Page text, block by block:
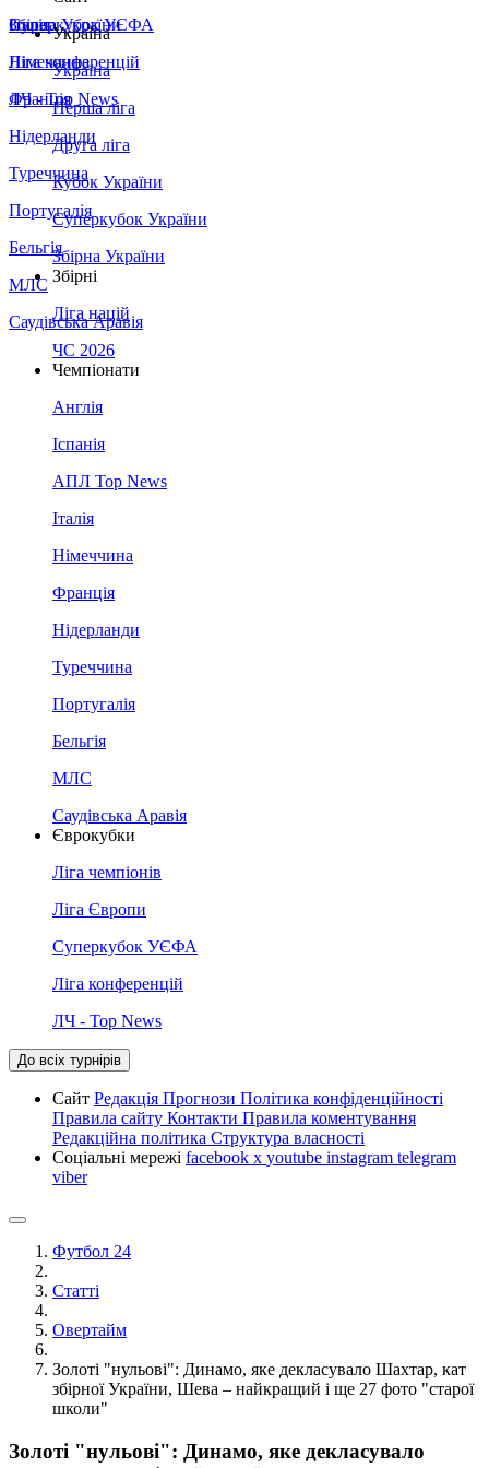
Збірна України
Італія
Німеччина
Франція
Нідерланди
Туреччина
Португалія
Бельгія
МЛС
Саудівська Аравія
Суперкубок УЄФА
Ліга конференцій
ЛЧ - Top News
Україна
Україна
Перша ліга
Друга ліга
Кубок України
Суперкубок України
Збірна України
Збірні
Ліга націй
ЧС 2026
Чемпіонати
Англія
Іспанія
АПЛ Top News
Італія
Німеччина
Франція
Нідерланди
Туреччина
Португалія
Бельгія
МЛС
Саудівська Аравія
Єврокубки
Ліга чемпіонів
Ліга Європи
Суперкубок УЄФА
Ліга конференцій
ЛЧ - Top News
До всіх турнірів
Сайт Редакція Прогнози Політика конфіденційності
Правила сайту Контакти Правила коментування
Редакційна політика Структура власності
Соціальні мережі facebook x youtube instagram telegram
viber
Футбол 24
Статті
Овертайм
Золоті "нульові": Динамо, яке декласувало Шахтар, кат
збірної України, Шева – найкращий і ще 27 фото "старої
школи"
Золоті "нульові": Динамо, яке декласувало